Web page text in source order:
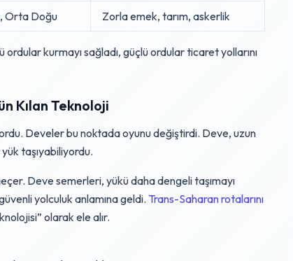
Orta Doğu Zorla emek, tarım, askerlik
kurmayı sağladı, güçlü ordular ticaret yollarını
Kılan Teknoloji
Develer bu noktada oyunu değiştirdi. Deve, uzun
taşıyabiliyordu.
Deve semerleri, yükü daha dengeli taşımayı
yolculuk anlamına geldi. Trans-Saharan rotalarını
olarak ele alır.